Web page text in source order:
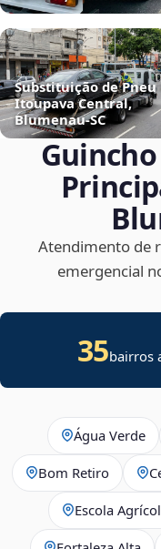
Substituição de Pneu
Itoupava Central,
Blumenau‑SC
Atendimento de
emergencial
35bairros
Água Verde
Bom Retiro
Escola